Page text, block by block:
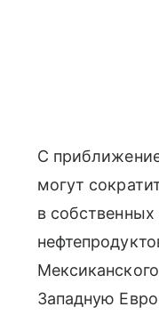
С
могут
в
Западную